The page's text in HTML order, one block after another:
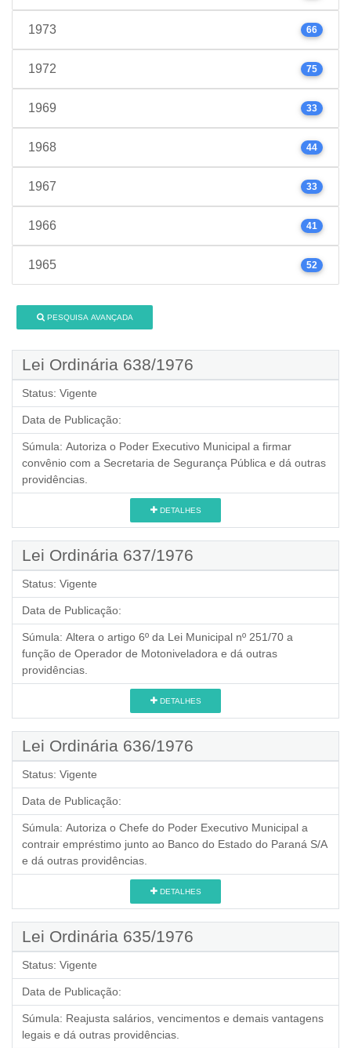
1973 66
1972 75
1969 33
1968 44
1967 33
1966 41
1965 52
PESQUISA AVANÇADA
Lei Ordinária 638/1976
Status: Vigente
Data de Publicação:
Súmula: Autoriza o Poder Executivo Municipal a firmar
convênio com a Secretaria de Segurança Pública e dá outras
providências.
DETALHES
Lei Ordinária 637/1976
Status: Vigente
Data de Publicação:
Súmula: Altera o artigo 6º da Lei Municipal nº 251/70 a
função de Operador de Motoniveladora e dá outras
providências.
DETALHES
Lei Ordinária 636/1976
Status: Vigente
Data de Publicação:
Súmula: Autoriza o Chefe do Poder Executivo Municipal a
contrair empréstimo junto ao Banco do Estado do Paraná S/A
e dá outras providências.
DETALHES
Lei Ordinária 635/1976
Status: Vigente
Data de Publicação:
Súmula: Reajusta salários, vencimentos e demais vantagens
legais e dá outras providências.